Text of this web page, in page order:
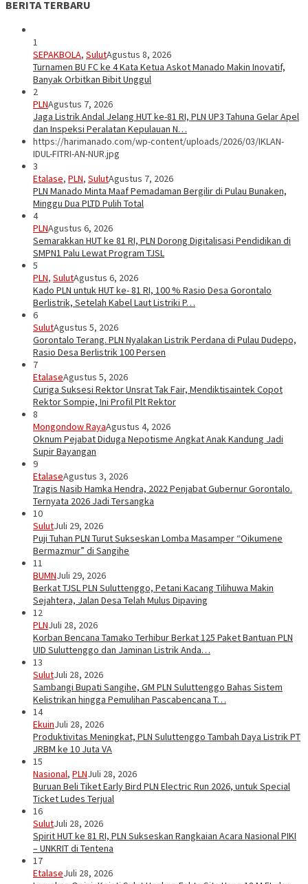
BERITA TERBARU
1
SEPAKBOLA, SulutAgustus 8, 2026
Turnamen BU FC ke 4 Kata Ketua Askot Manado Makin Inovatif,
Banyak Orbitkan Bibit Unggul
2
PLNAgustus 7, 2026
Jaga Listrik Andal Jelang HUT ke-81 RI, PLN UP3 Tahuna Gelar Apel
dan Inspeksi Peralatan Kepulauan N…
https://harimanado.com/wp-content/uploads/2026/03/IKLAN-
IDUL-FITRI-AN-NUR.jpg
3
Etalase, PLN, SulutAgustus 7, 2026
PLN Manado Minta Maaf Pemadaman Bergilir di Pulau Bunaken,
Minggu Dua PLTD Pulih Total
4
PLNAgustus 6, 2026
Semarakkan HUT ke 81 RI, PLN Dorong Digitalisasi Pendidikan di
SMPN1 Palu Lewat Program TJSL
5
PLN, SulutAgustus 6, 2026
Kado PLN untuk HUT ke- 81 RI, 100 % Rasio Desa Gorontalo
Berlistrik, Setelah Kabel Laut Listriki P…
6
SulutAgustus 5, 2026
Gorontalo Terang. PLN Nyalakan Listrik Perdana di Pulau Dudepo,
Rasio Desa Berlistrik 100 Persen
7
EtalaseAgustus 5, 2026
Curiga Suksesi Rektor Unsrat Tak Fair, Mendiktisaintek Copot
Rektor Sompie, Ini Profil Plt Rektor
8
Mongondow RayaAgustus 4, 2026
Oknum Pejabat Diduga Nepotisme Angkat Anak Kandung Jadi
Supir Bayangan
9
EtalaseAgustus 3, 2026
Tragis Nasib Hamka Hendra, 2022 Penjabat Gubernur Gorontalo.
Ternyata 2026 Jadi Tersangka
10
SulutJuli 29, 2026
Puji Tuhan PLN Turut Sukseskan Lomba Masamper “Oikumene
Bermazmur” di Sangihe
11
BUMNJuli 29, 2026
Berkat TJSL PLN Suluttenggo, Petani Kacang Tilihuwa Makin
Sejahtera, Jalan Desa Telah Mulus Dipaving
12
PLNJuli 28, 2026
Korban Bencana Tamako Terhibur Berkat 125 Paket Bantuan PLN
UID Suluttenggo dan Jaminan Listrik Anda…
13
SulutJuli 28, 2026
Sambangi Bupati Sangihe, GM PLN Suluttenggo Bahas Sistem
Kelistrikan hingga Pemulihan Pascabencana T…
14
EkuinJuli 28, 2026
Produktivitas Meningkat, PLN Suluttenggo Tambah Daya Listrik PT
JRBM ke 10 Juta VA
15
Nasional, PLNJuli 28, 2026
Buruan Beli Tiket Early Bird PLN Electric Run 2026, untuk Special
Ticket Ludes Terjual
16
SulutJuli 28, 2026
Spirit HUT ke 81 RI, PLN Sukseskan Rangkaian Acara Nasional PIKI
– UNKRIT di Tentena
17
EtalaseJuli 28, 2026